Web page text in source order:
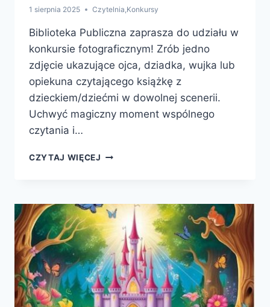
1 sierpnia 2025 Czytelnia Konkursy
Biblioteka Publiczna zaprasza do udziału w
konkursie fotograficznym! Zrób jedno
zdjęcie ukazujące ojca, dziadka, wujka lub
opiekuna czytającego książkę z
dzieckiem/dziećmi w dowolnej scenerii.
Uchwyć magiczny moment wspólnego
czytania i…
CZYTAJ WIĘCEJ KONKURS